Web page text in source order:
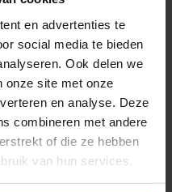
en advertenties te
social media te bieden
Ook delen we
onze site met onze
en analyse. Deze
combineren met andere
of die ze hebben
van hun services.